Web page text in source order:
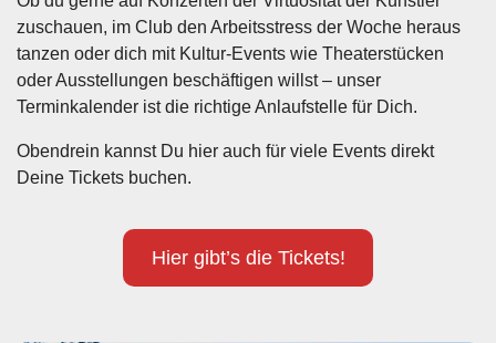
zuschauen, im Club den Arbeitsstress der Woche heraus
tanzen oder dich mit Kultur-Events wie Theaterstücken
oder Ausstellungen beschäftigen willst – unser
Terminkalender ist die richtige Anlaufstelle für Dich.
Obendrein kannst Du hier auch für viele Events direkt
Deine Tickets buchen.
Hier gibt’s die Tickets!